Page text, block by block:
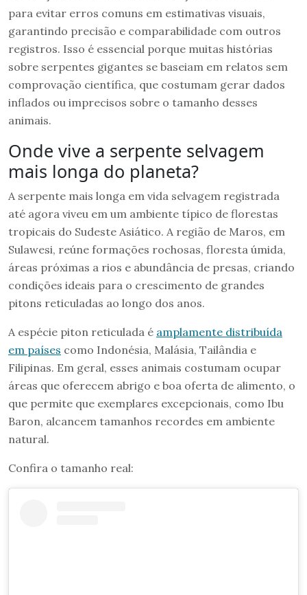
para evitar erros comuns em estimativas visuais,
garantindo precisão e comparabilidade com outros
registros. Isso é essencial porque muitas histórias
sobre serpentes gigantes se baseiam em relatos sem
comprovação científica, que costumam gerar dados
inflados ou imprecisos sobre o tamanho desses
animais.
Onde vive a serpente selvagem
mais longa do planeta?
A serpente mais longa em vida selvagem registrada
até agora viveu em um ambiente típico de florestas
tropicais do Sudeste Asiático. A região de Maros, em
Sulawesi, reúne formações rochosas, floresta úmida,
áreas próximas a rios e abundância de presas, criando
condições ideais para o crescimento de grandes
pitons reticuladas ao longo dos anos.
A espécie piton reticulada é amplamente distribuída
em países como Indonésia, Malásia, Tailândia e
Filipinas. Em geral, esses animais costumam ocupar
áreas que oferecem abrigo e boa oferta de alimento, o
que permite que exemplares excepcionais, como Ibu
Baron, alcancem tamanhos recordes em ambiente
natural.
Confira o tamanho real: